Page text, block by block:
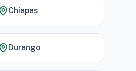
Chiapas
Durango